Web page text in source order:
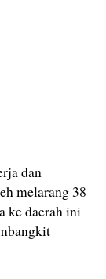
dan
melarang 38
ke daerah ini